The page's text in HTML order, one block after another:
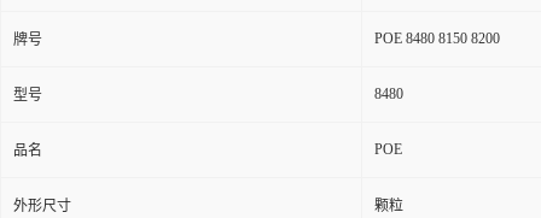
牌号 POE 8480 8150 8200
型号 8480
品名 POE
外形尺寸 颗粒